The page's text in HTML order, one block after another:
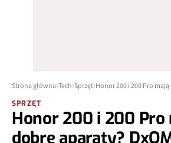
Strona główna Tech Sprzęt
SPRZĘT
Honor 200 i 200 Pro
dobre aparaty?